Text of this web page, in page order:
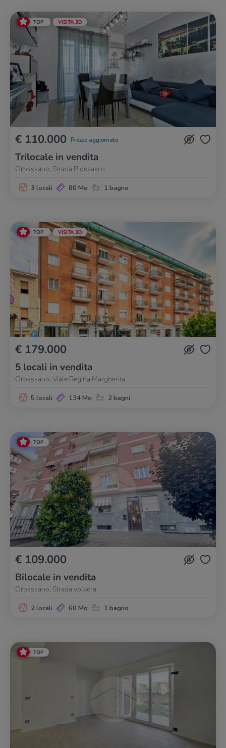
TOP VISITA 3D
€ 110.000 Prezzo aggiornato
Trilocale in vendita
Orbassano, Strada Piossasco
3 locali 80 Mq 1 bagno
TOP VISITA 3D
€ 179.000
5 locali in vendita
Orbassano, Viale Regina Margherita
5 locali 134 Mq 2 bagni
TOP
€ 109.000
Bilocale in vendita
Orbassano, Strada volvera
2 locali 60 Mq 1 bagno
TOP